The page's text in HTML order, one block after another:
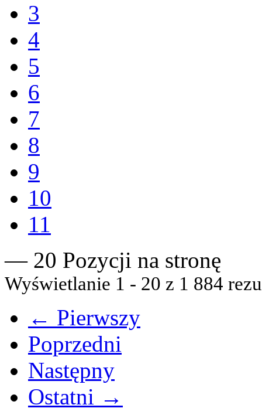
3
4
5
6
7
8
9
10
11
— 20 Pozycji na stronę
Wyświetlanie 1 - 20 z 1 884
← Pierwszy
Poprzedni
Następny
Ostatni →